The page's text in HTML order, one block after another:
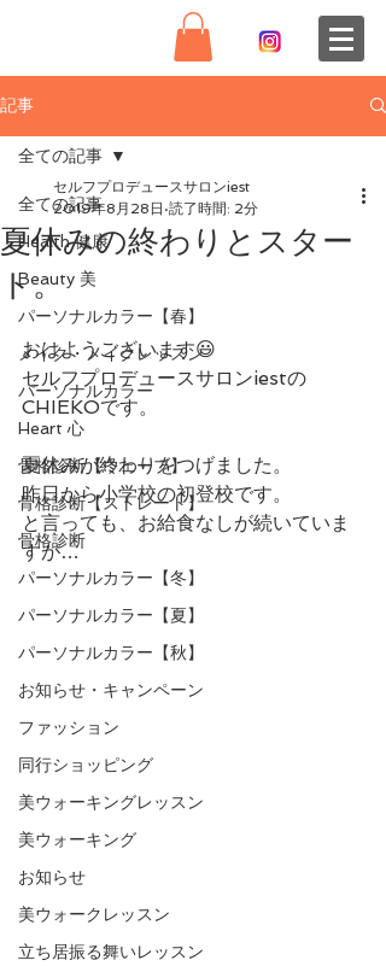
記事
全ての記事
Health 健康
Beauty 美
パーソナルカラー【春】
メイク・メイクレッスン
パーソナルカラー
Heart 心
骨格診断【ウェーブ】
骨格診断【ストレート】
骨格診断
パーソナルカラー【冬】
パーソナルカラー【夏】
パーソナルカラー【秋】
お知らせ・キャンペーン
ファッション
同行ショッピング
美ウォーキングレッスン
美ウォーキング
お知らせ
美ウォークレッスン
立ち居振る舞いレッスン
全ての記事
夏休みの終わりとスター
ト。
セルフプロデュースサロンiest
2019年8月28日 読了時間: 2分
おはようございます😃
セルフプロデュースサロンiestの
CHIEKOです。
夏休みが終わりをつげました。
昨日から小学校の初登校です。
と言っても、お給食なしが続いていま
すが…